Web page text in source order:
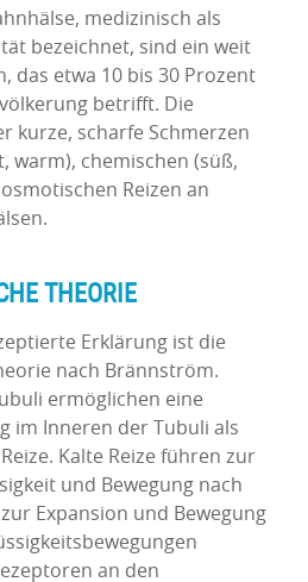
medizinisch als
bezeichnet, sind ein weit
das etwa 10 bis 30 Prozent
betrifft. Die
kurze, scharfe Schmerzen
warm), chemischen (süß,
Reizen an
THEORIE
Erklärung ist die
nach Brännström.
ermöglichen eine
im Inneren der Tubuli als
Kalte Reize führen zur
und Bewegung nach
Expansion und Bewegung
an den